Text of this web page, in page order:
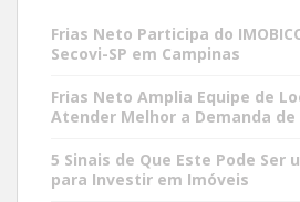
Frias Neto Participa do
Secovi-SP em Campinas
Frias Neto Amplia Equipe de
Atender Melhor a Demanda de
5 Sinais de Que Este Pode Ser
para Investir em Imóveis